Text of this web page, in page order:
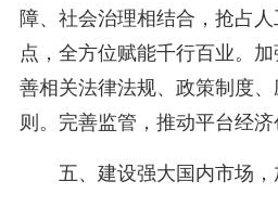
障、社会治理相结合，抢占
点，全方位赋能千行百业。
善相关法律法规、政策制度
则。完善监管，推动平台经济
五、建设强大国内市场